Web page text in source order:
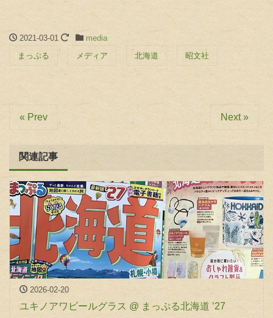
2021-03-01
media
まっぷる
メディア 北海道 昭文社
« Prev Next »
関連記事
2026-02-20
ユキノアワビールグラス @ まっぷる北海道 ’27